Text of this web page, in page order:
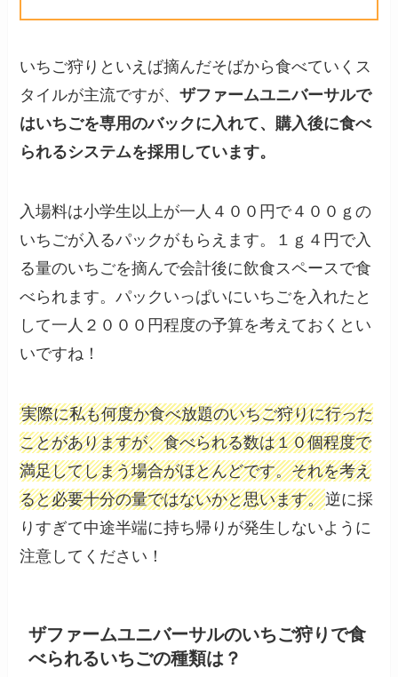
いちご狩りといえば摘んだそばから食べていくス
タイルが主流ですが、ザファームユニバーサルで
はいちごを専用のバックに入れて、購入後に食べ
られるシステムを採用しています。
入場料は小学生以上が一人４００円で４００ｇの
いちごが入るパックがもらえます。１ｇ４円で入
る量のいちごを摘んで会計後に飲食スペースで食
べられます。パックいっぱいにいちごを入れたと
して一人２０００円程度の予算を考えておくとい
いですね！
実際に私も何度か食べ放題のいちご狩りに行った
ことがありますが、食べられる数は１０個程度で
満足してしまう場合がほとんどです。それを考え
ると必要十分の量ではないかと思います。逆に採
りすぎて中途半端に持ち帰りが発生しないように
注意してください！
ザファームユニバーサルのいちご狩りで食
べられるいちごの種類は？